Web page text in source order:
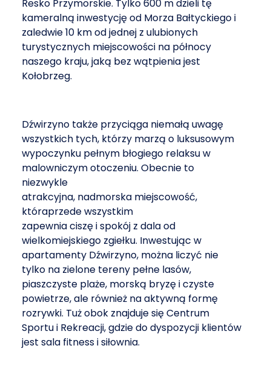
Resko Przymorskie. Tylko 600 m dzieli tę
kameralną inwestycję od Morza Bałtyckiego i
zaledwie 10 km od jednej z ulubionych
turystycznych miejscowości na północy
naszego kraju, jaką bez wątpienia jest
Kołobrzeg.
Dźwirzyno także przyciąga niemałą uwagę
wszystkich tych, którzy marzą o luksusowym
wypoczynku pełnym błogiego relaksu w
malowniczym otoczeniu. Obecnie to
niezwykle
atrakcyjna, nadmorska miejscowość,
któraprzede wszystkim
zapewnia ciszę i spokój z dala od
wielkomiejskiego zgiełku. Inwestując w
apartamenty Dźwirzyno, można liczyć nie
tylko na zielone tereny pełne lasów,
piaszczyste plaże, morską bryzę i czyste
powietrze, ale również na aktywną formę
rozrywki. Tuż obok znajduje się Centrum
Sportu i Rekreacji, gdzie do dyspozycji klientów
jest sala fitness i siłownia.